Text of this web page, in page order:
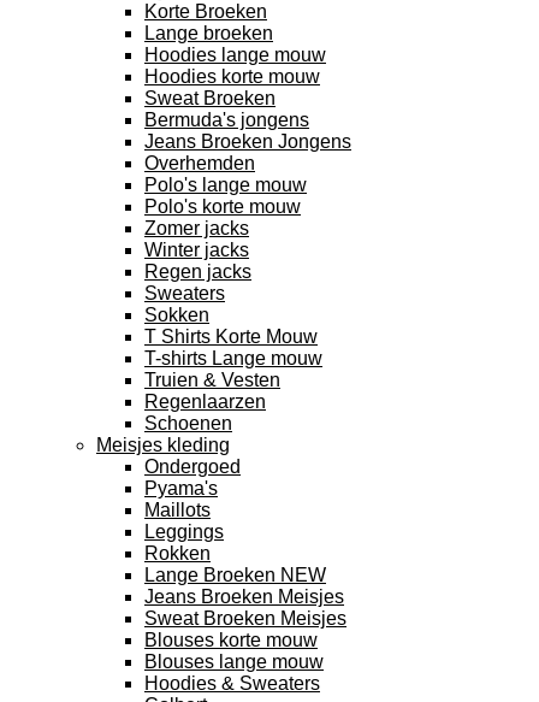
Korte Broeken
Lange broeken
Hoodies lange mouw
Hoodies korte mouw
Sweat Broeken
Bermuda's jongens
Jeans Broeken Jongens
Overhemden
Polo's lange mouw
Polo's korte mouw
Zomer jacks
Winter jacks
Regen jacks
Sweaters
Sokken
T Shirts Korte Mouw
T-shirts Lange mouw
Truien & Vesten
Regenlaarzen
Schoenen
Meisjes kleding
Ondergoed
Pyama's
Maillots
Leggings
Rokken
Lange Broeken NEW
Jeans Broeken Meisjes
Sweat Broeken Meisjes
Blouses korte mouw
Blouses lange mouw
Hoodies & Sweaters